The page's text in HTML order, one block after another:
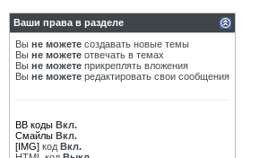
Ваши права в разделе
Вы не можете создавать новые темы
Вы не можете отвечать в темах
Вы не можете прикреплять вложения
Вы не можете редактировать свои сообщения
BB коды Вкл.
Смайлы Вкл.
[IMG] код Вкл.